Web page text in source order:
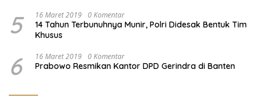
5 16 Maret 2019 0 Komentar
14 Tahun Terbunuhnya Munir, Polri Didesak Bentuk Tim
Khusus
6 16 Maret 2019 0 Komentar
Prabowo Resmikan Kantor DPD Gerindra di Banten